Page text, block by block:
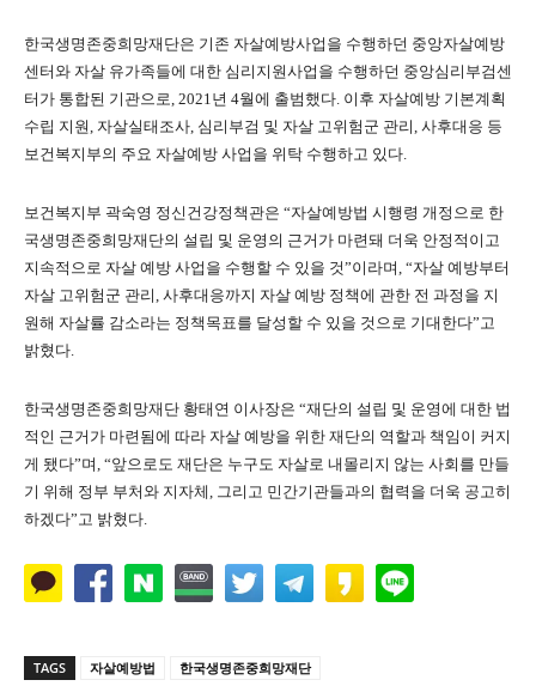
한국생명존중희망재단은 기존 자살예방사업을 수행하던 중앙자살예방
센터와 자살 유가족들에 대한 심리지원사업을 수행하던 중앙심리부검센
터가 통합된 기관으로, 2021년 4월에 출범했다. 이후 자살예방 기본계획
수립 지원, 자살실태조사, 심리부검 및 자살 고위험군 관리, 사후대응 등
보건복지부의 주요 자살예방 사업을 위탁 수행하고 있다.
보건복지부 곽숙영 정신건강정책관은 “자살예방법 시행령 개정으로 한
국생명존중희망재단의 설립 및 운영의 근거가 마련돼 더욱 안정적이고
지속적으로 자살 예방 사업을 수행할 수 있을 것”이라며, “자살 예방부터
자살 고위험군 관리, 사후대응까지 자살 예방 정책에 관한 전 과정을 지
원해 자살률 감소라는 정책목표를 달성할 수 있을 것으로 기대한다”고
밝혔다.
한국생명존중희망재단 황태연 이사장은 “재단의 설립 및 운영에 대한 법
적인 근거가 마련됨에 따라 자살 예방을 위한 재단의 역할과 책임이 커지
게 됐다”며, “앞으로도 재단은 누구도 자살로 내몰리지 않는 사회를 만들
기 위해 정부 부처와 지자체, 그리고 민간기관들과의 협력을 더욱 공고히
하겠다”고 밝혔다.
TAGS 자살예방법 한국생명존중희망재단